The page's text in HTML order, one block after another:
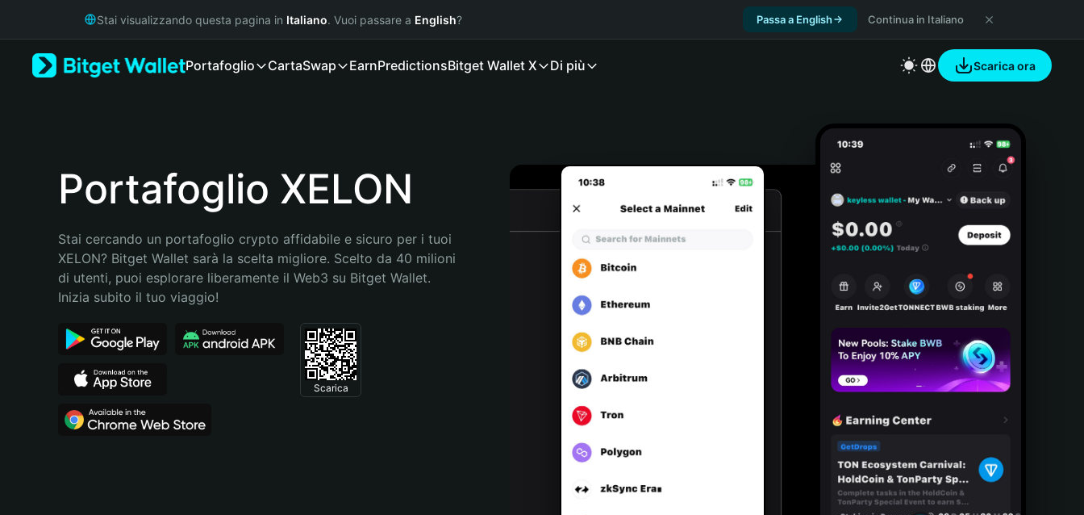
Русский
Bahasa Indonesia
Português (Brasil)
Stai visualizzando questa pagina in Italiano. Vuoi passare a English? Passa a English Continua in Italiano
Portafoglio CartaSwap EarnPredictionsBitget Wallet X Di più Scarica ora
Portafoglio XELON
Stai cercando un portafoglio crypto affidabile e sicuro per i tuoi
XELON? Bitget Wallet sarà la scelta migliore. Scelto da 40 milioni
di utenti, puoi esplorare liberamente il Web3 su Bitget Wallet.
Inizia subito il tuo viaggio!
Scarica